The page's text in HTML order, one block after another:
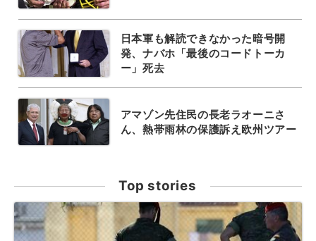
日本軍も解読できなかった暗号開
発、ナバホ「最後のコードトーカ
ー」死去
アマゾン先住民の長老ラオーニさ
ん、熱帯雨林の保護訴え欧州ツアー
Top stories